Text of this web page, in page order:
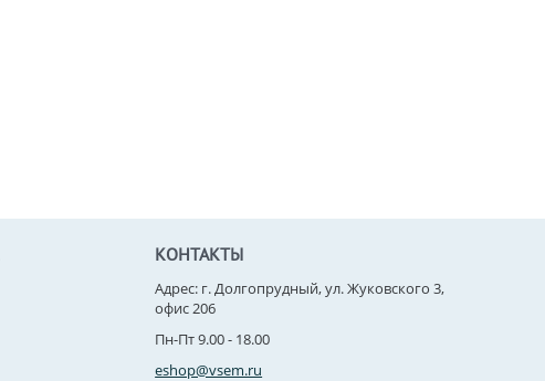
КОНТАКТЫ
Адрес: г. Долгопрудный, ул. Жуковского 3,
офис 206
Пн-Пт 9.00 - 18.00
eshop@vsem.ru